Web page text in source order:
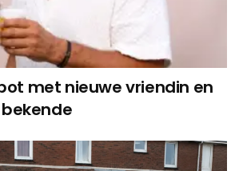
met nieuwe vriendin en
bekende